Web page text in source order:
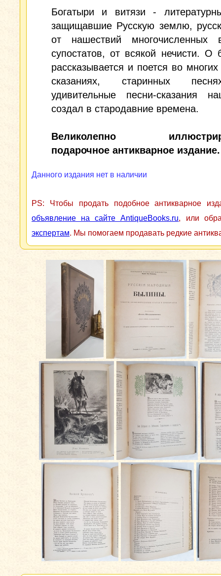
Богатыри и витязи -
защищавшие Русскую землю,
от нашествий многочисленных
супостатов, от всякой нечисти. О
рассказывается и поется во
сказаниях, старинных
удивительные песни-сказания
создал в стародавние времена.
Великолепно
подарочное антикварное издание.
Данного издания нет в наличии
PS: Чтобы продать подобное антикварное
объявление на сайте AntiqueBooks.ru, или
экспертам. Мы помогаем продавать редкие